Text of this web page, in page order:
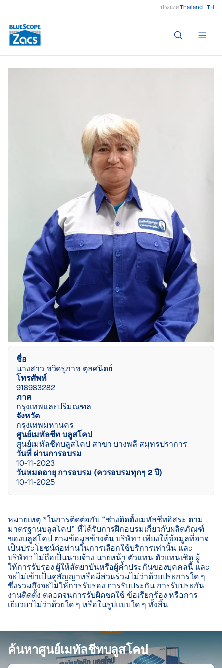
ประเทศThailand | TH
ชื่อ
นางสาว ชวิดรุภาช ตุลศนิตย์
โทรศัพท์
918983282
ภาค
กรุงเทพและปริมณฑล
จังหวัด
กรุงเทพมหานคร
ศูนย์เมทัลชีท บลูสโคป
ศูนย์เมทัลชีทบลูสโคป สาขา บางพลี สมุทรปราการ
วันที่ ผ่านการอบรม
10-11-2023
วันหมดอายุ การอบรม (ควรอบรมทุกๆ 2 ปี)
10-11-2025
หมายเหตุ *ในการติดต่อกับ “ช่างติดตั้งเมทัลชีทอิสระ ตาม
มาตรฐานบลูสโคป” ที่ได้รับการฝึกอบรมเกี่ยวกับผลิตภัณฑ์
ของบลูสโคป ตามข้อมูลข้างต้น บริษัทฯ เพียงให้ข้อมูลที่อาจ
เป็นประโยชน์ต่อท่านในการเลือกใช้บริการเท่านั้น และ
บริษัทฯ ไม่ถือเป็นนายจ้าง นายหน้า ตัวแทน ตัวแทนเชิด ผู้
ให้การรับรอง ผู้ให้สัตยาบันหรือผู้ค้ำประกันของบุคคลนี้ และ
จะไม่เข้าเป็นคู่สัญญาหรือมีส่วนร่วมไม่ว่าด้วยประการใด ๆ
ซึ่งรวมถึงจะไม่ให้การรับรอง การรับประกัน การรับประกัน
งานติดตั้ง ตลอดจนการรับผิดชดใช้ ข้อเรียกร้อง หรือการ
เยียวยาไม่ว่าด้วยใด ๆ หรือในรูปแบบใด ๆ ทั้งสิ้น
ค้นหาศูนย์เมทัลชีทบลูสโคป